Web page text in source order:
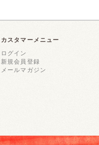
カスタマーメニュー
ログイン
新規会員登録
メールマガジン